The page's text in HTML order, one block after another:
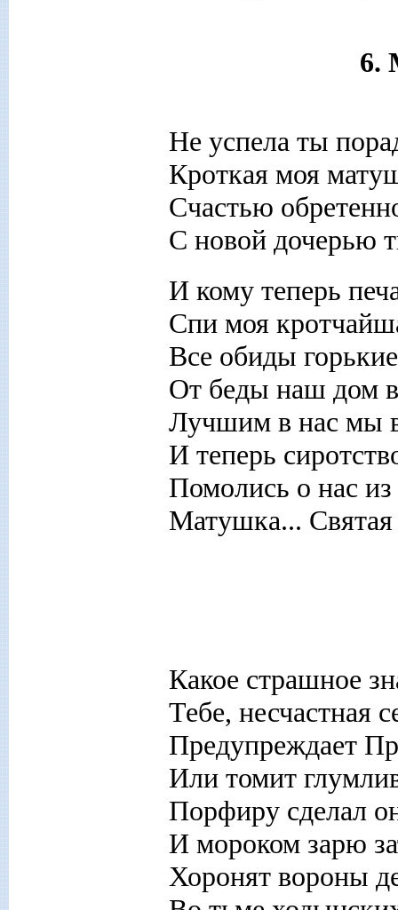
6.
Не успела ты
Кроткая моя
Счастью
С новой дочерью
И кому теперь
Спи моя
Все обиды
От беды наш дом
Лучшим в нас мы
И теперь
Помолись о нас из
Матушка...
Какое страшное
Тебе, несчастная
Предупреждает
Или томит
Порфиру сделал
И мороком зарю
Хоронят вороны